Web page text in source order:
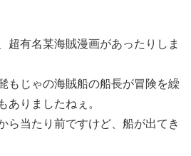
超有名某海賊漫画があったりしま
もじゃの海賊船の船長が冒険を繰
ありましたねぇ。
ら当たり前ですけど、船が出てき